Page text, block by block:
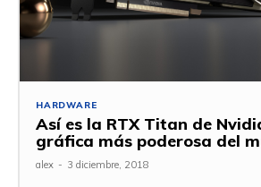
HARDWARE
Así es la RTX Titan de
gráfica más poderosa del
alex - 3 diciembre, 2018